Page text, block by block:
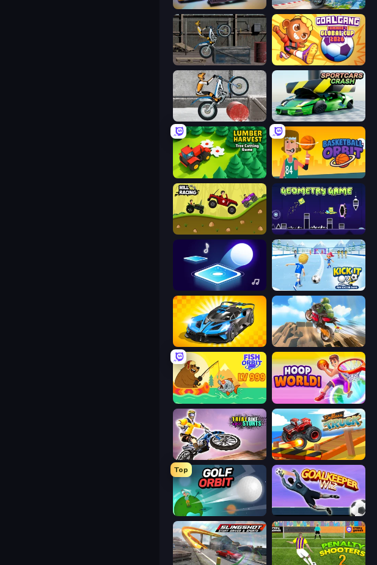
MR RACER Stunt Mania Ramp Bike Jumping
Trials Ride Goal Gang
Trials Ice Ride Sportcars Crash
Lumber Harvest: Tree Cutting Game Basketball Orbit
Hill Racing Geometry Game
Tile Jumper 3D Kick It – Fun Soccer Game
GT Cars Mega Ramps Cartoon Moto Stunt
Fish Orbit Hoop World 3D
Trial Bike Epic Stunts Endless Truck
Top
Golf Orbit Goalkeeper Wiz